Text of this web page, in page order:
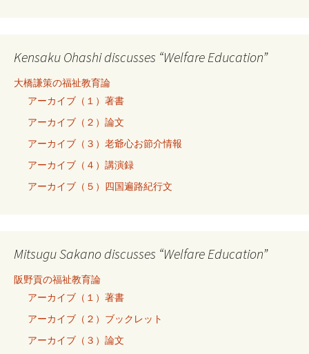
Kensaku Ohashi discusses “Welfare Education”
大橋謙策の福祉教育論
アーカイブ（１）著書
アーカイブ（２）論文
アーカイブ（３）老爺心お節介情報
アーカイブ（４）講演録
アーカイブ（５）四国遍路紀行文
Mitsugu Sakano discusses “Welfare Education”
阪野貢の福祉教育論
アーカイブ（１）著書
アーカイブ（２）ブックレット
アーカイブ（３）論文